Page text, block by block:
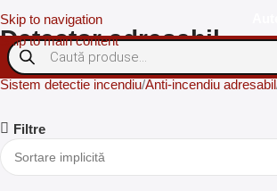
Skip to navigation
Skip to main content
Detector adresabil
Sistem detectie incendiu Anti-incendiu adresabil
Filtre